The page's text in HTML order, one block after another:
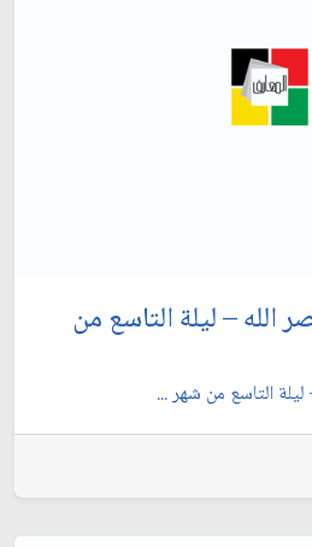
– ليلة التاسع من
التاسع من شهر ...